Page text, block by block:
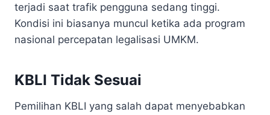
terjadi saat trafik pengguna sedang tinggi.
Kondisi ini biasanya muncul ketika ada program
nasional percepatan legalisasi UMKM.
KBLI Tidak Sesuai
Pemilihan KBLI yang salah dapat menyebabkan